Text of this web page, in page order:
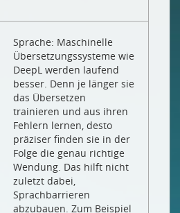
Sprache: Maschinelle
Übersetzungssysteme wie
DeepL werden laufend
besser. Denn je länger sie
das Übersetzen
trainieren und aus ihren
Fehlern lernen, desto
präziser finden sie in der
Folge die genau richtige
Wendung. Das hilft nicht
zuletzt dabei,
Sprachbarrieren
abzubauen. Zum Beispiel